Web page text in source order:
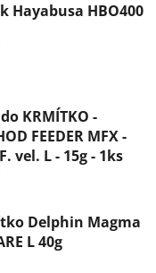
Hayabusa HBO400
KRMÍTKO -
FEEDER MFX -
vel. L - 15g - 1ks
Delphin Magma
L 40g